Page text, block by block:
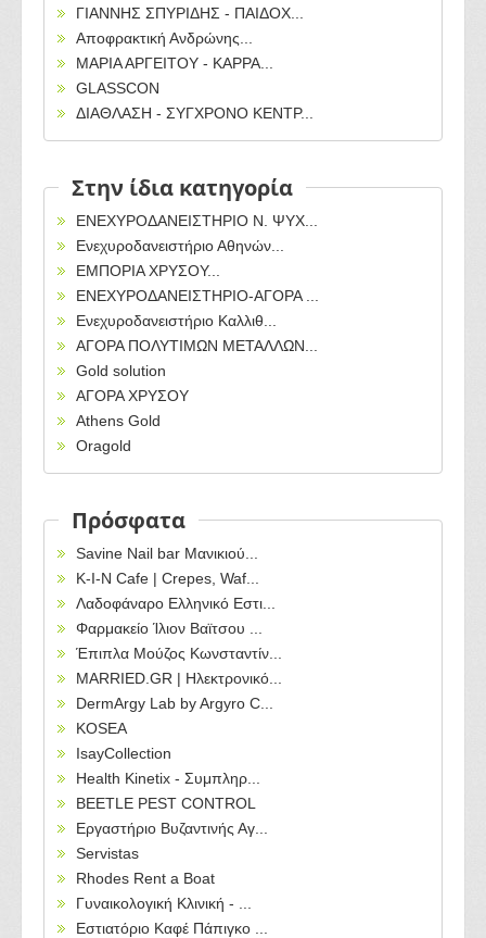
ΓΙΑΝΝΗΣ ΣΠΥΡΙΔΗΣ - ΠΑΙΔΟΧ...
Αποφρακτική Ανδρώνης...
ΜΑΡΙΑ ΑΡΓΕΙΤΟΥ - ΚΑΡΡΑ...
GLASSCON
ΔΙΑΘΛΑΣΗ - ΣΥΓΧΡΟΝΟ ΚΕΝΤΡ...
Στην ίδια κατηγορία
ΕΝΕΧΥΡΟΔΑΝΕΙΣΤΗΡΙΟ Ν. ΨΥΧ...
Ενεχυροδανειστήριο Αθηνών...
ΕΜΠΟΡΙΑ ΧΡΥΣΟΥ...
ΕΝΕΧΥΡΟΔΑΝΕΙΣΤΗΡΙΟ-ΑΓΟΡΑ ...
Ενεχυροδανειστήριο Καλλιθ...
ΑΓΟΡΑ ΠΟΛΥΤΙΜΩΝ ΜΕΤΑΛΛΩΝ...
Gold solution
ΑΓΟΡΑ ΧΡΥΣΟΥ
Athens Gold
Oragold
Πρόσφατα
Savine Nail bar Μανικιού...
Κ-Ι-Ν Cafe | Crepes, Waf...
Λαδοφάναρο Ελληνικό Εστι...
Φαρμακείο Ίλιον Βαϊτσου ...
Έπιπλα Μούζος Κωνσταντίν...
MARRIED.GR | Ηλεκτρονικό...
DermArgy Lab by Argyro C...
KOSEA
IsayCollection
Health Kinetix - Συμπληρ...
BEETLE PEST CONTROL
Εργαστήριο Βυζαντινής Αγ...
Servistas
Rhodes Rent a Boat
Γυναικολογική Κλινική - ...
Εστιατόριο Καφέ Πάπιγκο ...